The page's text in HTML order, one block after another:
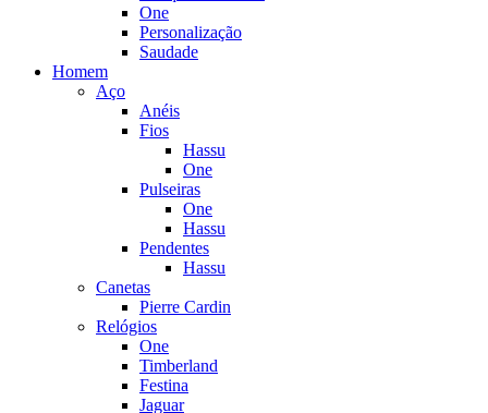
One
Personalização
Saudade
Homem
Aço
Anéis
Fios
Hassu
One
Pulseiras
One
Hassu
Pendentes
Hassu
Canetas
Pierre Cardin
Relógios
One
Timberland
Festina
Jaguar